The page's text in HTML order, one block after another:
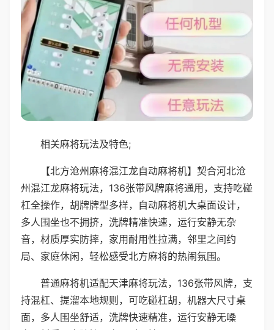
相关麻将玩法及特色;
【北方沧州麻将混江龙自动麻将机】契合河北沧
州混江龙麻将玩法，136张带风牌麻将通用，支持吃碰
杠全操作，胡牌牌型多样，自动麻将机大桌面设计，
多人围坐也不拥挤，洗牌精准快速，运行安静无杂
音，材质厚实防摔，家用耐用性拉满，邻里之间约
局、家庭休闲，轻松感受北方麻将的热闹氛围。
普通麻将机适配天津麻将玩法，136张带风牌，支
持混杠、提溜本地规则，可吃碰杠胡，机器大尺寸桌
面，多人围坐舒适，洗牌快速精准，运行安静无噪